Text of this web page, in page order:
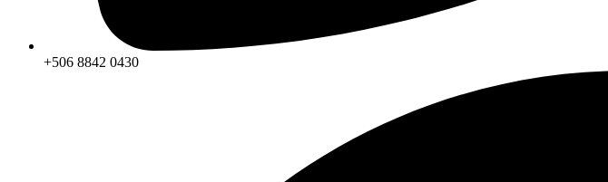
+506 8842 0430